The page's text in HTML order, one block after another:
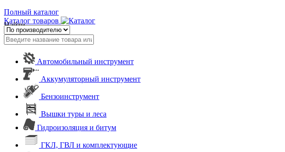
Полный каталог
Каталог товаров
Найти
Автомобильный инструмент
Аккумуляторный инструмент
Бензоинструмент
Вышки туры и леса
Гидроизоляция и битум
ГКЛ, ГВЛ и комплектующие